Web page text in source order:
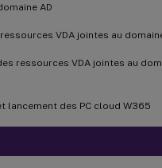
AD
VDA jointes au
ressources VDA jointes au
lancement des PC cloud W365